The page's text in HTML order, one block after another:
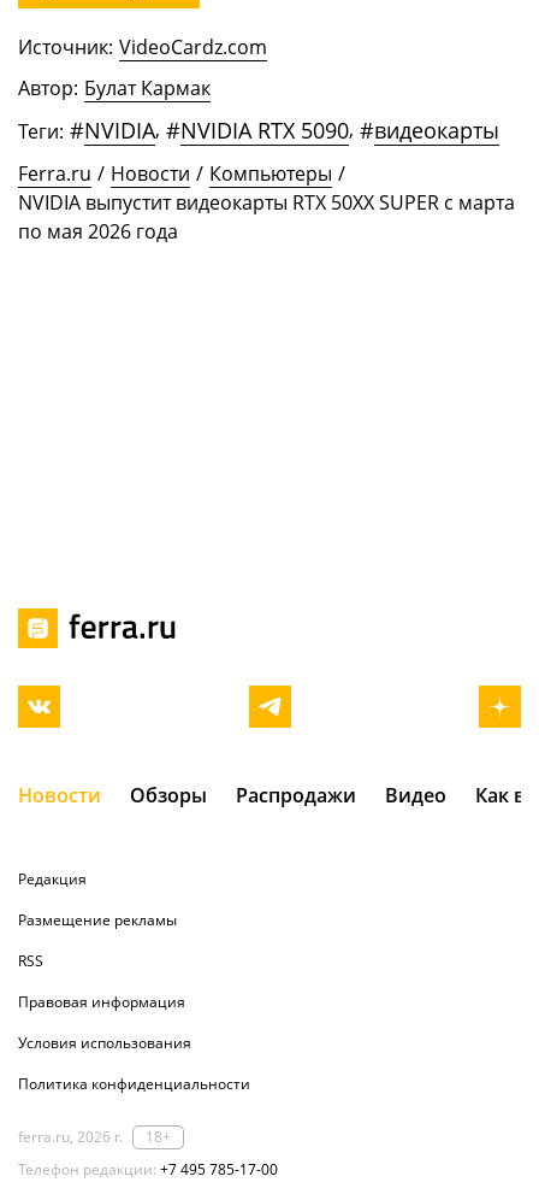
Источник: VideoCardz.com
Автор: Булат Кармак
Теги: #NVIDIA, #NVIDIA RTX 5090, #видеокарты
Ferra.ru / Новости / Компьютеры /
NVIDIA выпустит видеокарты RTX 50XX SUPER с марта
по мая 2026 года
Новости Обзоры Распродажи Видео Как
Редакция
Размещение рекламы
RSS
Правовая информация
Условия использования
Политика конфиденциальности
ferra.ru, 2026 г.
18+
Телефон редакции: +7 495 785-17-00